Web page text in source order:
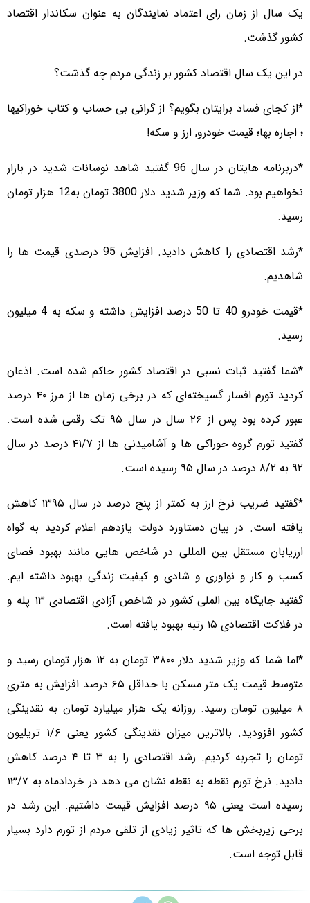
یک سال از زمان رای اعتماد نمایندگان به عنوان سکاندار اقتصاد
کشور گذشت.
در این یک سال اقتصاد کشور بر زندگی مردم چه گذشت؟
*از کجای فساد برایتان بگویم؟ از گرانی بی حساب و کتاب خوراکیها
؛ اجاره بها؛ قیمت خودرو, ارز و سکه!
*دربرنامه هایتان در سال 96 گفتید شاهد نوسانات شدید در بازار
نخواهیم بود. شما که وزیر شدید دلار 3800 تومان به12 هزار تومان
رسید.
*رشد اقتصادی را کاهش دادید. افزایش 95 درصدی قیمت ها را
شاهدیم.
*قیمت خودرو 40 تا 50 درصد افزایش داشته و سکه به 4 میلیون
رسید.
*شما گفتید ثبات نسبی در اقتصاد کشور حاکم شده است. اذعان
کردید تورم افسار گسیخته‌ای که در برخی زمان ها از مرز ۴۰ درصد
عبور کرده بود پس از ۲۶ سال در سال ۹۵ تک رقمی شده است.
گفتید تورم گروه خوراکی ها و آشامیدنی ها از ۴۱/۷ درصد در سال
۹۲ به ۸/۲ درصد در سال ۹۵ رسیده است.
*گفتید ضریب نرخ ارز به کمتر از پنج درصد در سال ۱۳۹۵ کاهش
یافته است. در بیان دستاورد دولت یازدهم اعلام کردید به گواه
ارزیابان مستقل بین المللی در شاخص هایی مانند بهبود فصای
کسب و کار و نواوری و شادی و کیفیت زندگی بهبود داشته ایم.
گفتید جایگاه بین الملی کشور در شاخص آزادی اقتصادی ۱۳ پله و
در فلاکت اقتصادی ۱۵ رتبه بهبود یافته است.
*اما شما که وزیر شدید دلار ۳۸۰۰ تومان به ۱۲ هزار تومان رسید و
متوسط قیمت یک متر مسکن با حداقل ۶۵ درصد افزایش به متری
۸ میلیون تومان رسید. روزانه یک هزار میلیارد تومان به نقدینگی
کشور افزودید. بالاترین میزان نقدینگی کشور یعنی ۱/۶ تریلیون
تومان را تجربه کردیم. رشد اقتصادی را به ۳ تا ۴ درصد کاهش
دادید. نرخ تورم نقطه به نقطه نشان می دهد در خردادماه به ۱۳/۷
رسیده است یعنی ۹۵ درصد افزایش قیمت داشتیم. این رشد در
برخی زیربخش ها که تاثیر زیادی از تلقی مردم از تورم دارد بسیار
قابل توجه است.